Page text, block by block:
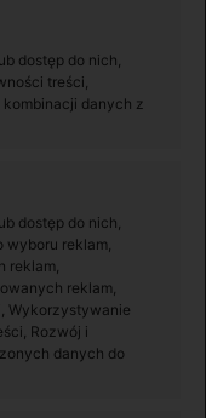
dostęp do nich,
treści,
danych z
dostęp do nich,
wyboru reklam,
reklam,
reklam,
Wykorzystywanie
Rozwój i
danych do